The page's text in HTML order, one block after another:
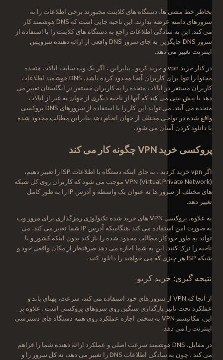
بخاطر خط مشی ها، دستگاه های کلاینت مجبورند برخی اطلاعات را به
سرورهای دامنه عرضه بدارند. این ناحیه جایی است که DNS هوشمند کار
می کند. این به سادگی اطلاعات راجع به دستگاه های کلاینت را با استفاده از
سرور DNS جایگزین به جای سرور DNS واقعی از ارائه دهنده سرویس
اینترنت تغییر می دهد.
در کنار خرید vpn و خرید کریو ، بنابراین ، اگر یک وب سایت ایالات متحده
محتوا را تنها برای کاربران آنجا محدود کرده باشد، DNS هوشمند اطلاعات
کاربران مستقر در ایالات متحده را به کاربران مستقر در انگلستان تغییر می
دهد یا پیش بینی می کند که آنها از ناحیه دیگری از جهان به غیر از ایالات
متحده می آیند. می تواند این کار را با استفاده از سرورهای DNS پروکسی
واقع شده در نواحی مختلف از جهان انجام دهد بنابراین مطالب محدود شده
یا دانلود کردن آسان می شود.
پروکسی خرید VPNچگونه کار می کند
اگر vpn خرید کردید ، به جای اینکه دستگاه یا اطلاعات ISP را تغییر دهیم،
VPN (Virtual Private Network) موجب می شود که کاربران روی کل شبکه
های مختلف از سرور ها به عنوان یک واسطه و آدرس IP را به طور کامل
تغییر دهد.
به علاوه، پروکسی VPN های خرید شده تکنولوژی رمزگذاری برای مرور وب
به صورت امن استفاده می کند .هنگامیکه آدرس IP شما تغییر می کند، می
تواند به طور خودکار مطالب محدود شده را باز کند بدون اینکه کشور و یا
ناحیه را ترک کنید. این به شما اجازه می دهد صرفنظر از مکان واقعی خود و
شبکه ISP هر چیزی که می خواهید را دانلود کنید.
نتیجه گیری: خرید کریو
از آنجا که VPN از سرور های خود استفاده می کند، سرعت، پهنای باند و
عملکرد تحت تاثیر بارگذاری سنگین روی سروهای پروکسی است . علاوه بر
این، مکانیسم VPN به سختی اجازه عملکرد روی همه دستگاه های دسترسی
اینترنت را می دهد.
در مقابل، DNS هوشمند سرعت اصلی و عملکرد ارائه دهنده شما را فراهم
می کند ، چون به سادگی اطلاعات DNS را تغییر می دهد، نه کل سرور را و